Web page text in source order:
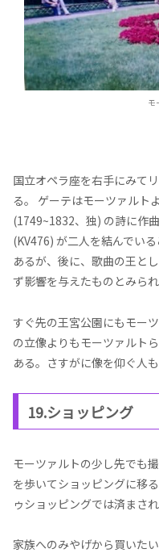
モ
国立オペラ座を右手にみて
る。 ゲーテはモーツァルト
(1749~1832、独) の詩に作
(KV476) が二人を結んでい
あるが、後に、歌曲の王と
ず影響を与えたものとみられ
すぐ先の王宮公園にもモー
の立像よりもモーツァルト
ある。さすがに像を仰ぐ人も
19.ショッピング
モーツァルトの少し先でも
を歩いてショッピングに移
ゥショッピングでは済まさ
家族へのみやげから買いた